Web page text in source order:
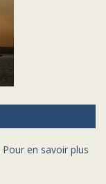
Pour en savoir plus